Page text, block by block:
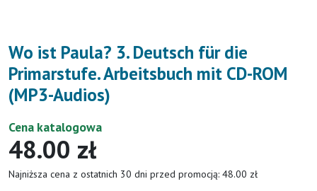
Wo ist Paula? 3. Deutsch für die
Primarstufe. Arbeitsbuch mit CD-ROM
(MP3-Audios)
Cena katalogowa
48.00 zł
Najniższa cena z ostatnich 30 dni przed promocją: 48.00 zł